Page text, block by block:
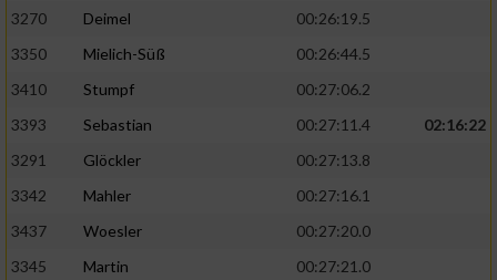
3270
Deimel
00:26:19.5
3350
Mielich-Süß
00:26:44.5
3410
Stumpf
00:27:06.2
3393
Sebastian 00:27:11.4
02:16:22
3291
Glöckler
00:27:13.8
3342
Mahler
00:27:16.1
3437
Woesler
00:27:20.0
3345
Martin
00:27:21.0